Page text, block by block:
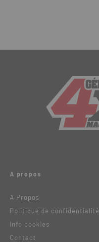
A propos
A Propos
Politique de confidentialité
Info cookies
Contact